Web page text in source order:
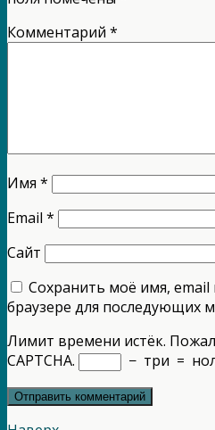
Комментарий *
Имя *
Email *
Сайт
Сохранить моё имя, email
браузере для последующих
Лимит времени истёк.
CAPTCHA.
− три =